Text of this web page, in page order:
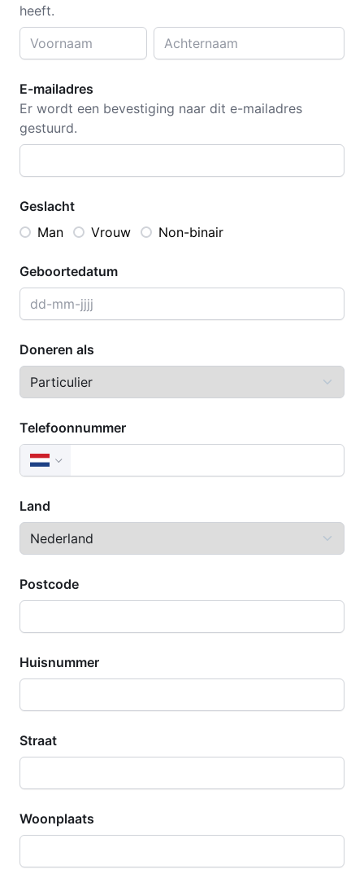
heeft.
E-mailadres
Er wordt een bevestiging naar dit e-mailadres
gestuurd.
Geslacht
Man
Vrouw Non-binair
Geboortedatum
Doneren als
Telefoonnummer
Land
Postcode
Huisnummer
Straat
Woonplaats